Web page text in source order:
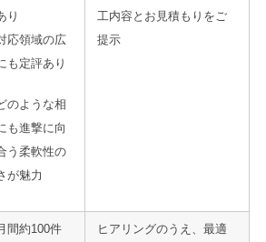
り
応領域の広
も定評あり
のような相
も進撃に向
う柔軟性の
が魅力
工内容とお見積もりをご
提示
間約100件
ヒアリングのうえ、最適